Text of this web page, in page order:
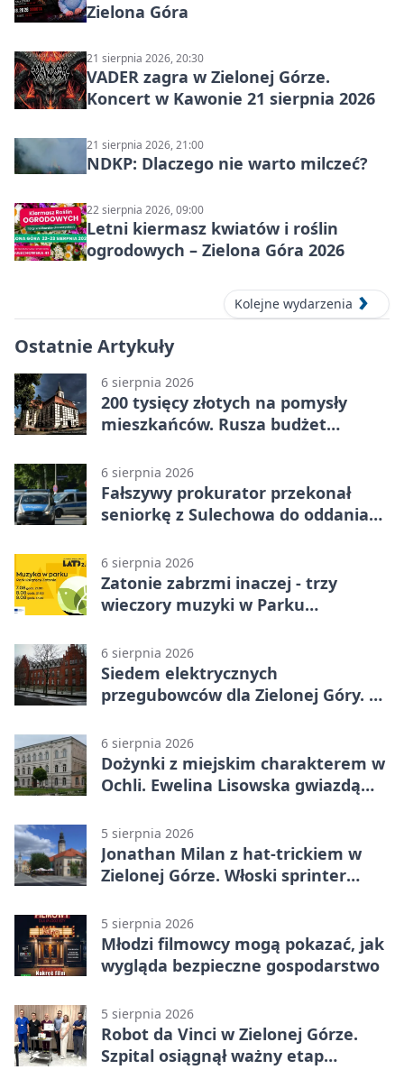
Zielona Góra
21 sierpnia 2026, 20:30
VADER zagra w Zielonej Górze.
Koncert w Kawonie 21 sierpnia 2026
21 sierpnia 2026, 21:00
NDKP: Dlaczego nie warto milczeć?
22 sierpnia 2026, 09:00
Letni kiermasz kwiatów i roślin
ogrodowych – Zielona Góra 2026
Kolejne wydarzenia
Ostatnie Artykuły
6 sierpnia 2026
200 tysięcy złotych na pomysły
mieszkańców. Rusza budżet
6 sierpnia 2026
Fałszywy prokurator przekonał
seniorkę z Sulechowa do oddania
6 sierpnia 2026
Zatonie zabrzmi inaczej - trzy
wieczory muzyki w Parku
6 sierpnia 2026
Siedem elektrycznych
przegubowców dla Zielonej Góry. To
6 sierpnia 2026
Dożynki z miejskim charakterem w
Ochli. Ewelina Lisowska gwiazdą
5 sierpnia 2026
Jonathan Milan z hat-trickiem w
Zielonej Górze. Włoski sprinter
5 sierpnia 2026
Młodzi filmowcy mogą pokazać, jak
wygląda bezpieczne gospodarstwo
5 sierpnia 2026
Robot da Vinci w Zielonej Górze.
Szpital osiągnął ważny etap